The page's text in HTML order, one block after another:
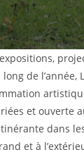
de l’année,
et ouverte
dans
et à